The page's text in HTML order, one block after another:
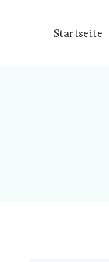
Startseite